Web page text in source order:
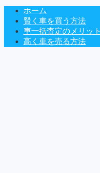
ホーム
賢く車を買う方法
車一括査定のメリット
高く車を売る方法